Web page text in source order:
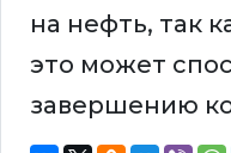
на нефть, так
это может
завершению